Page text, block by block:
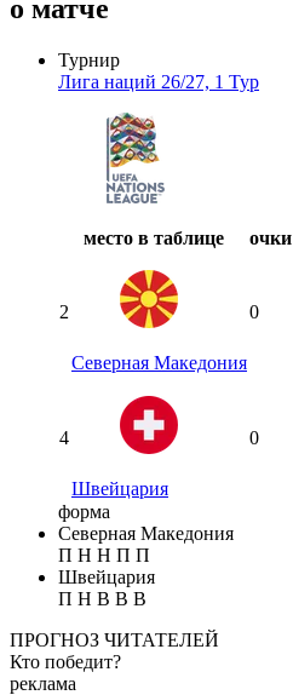
о матче
Турнир
Лига наций 26/27, 1 Тур
место в таблице очки
2
Северная Македония
0
4
Швейцария
0
форма
Северная Македония
П Н Н П П
Швейцария
П Н В В В
ПРОГНОЗ ЧИТАТЕЛЕЙ
Кто победит?
реклама